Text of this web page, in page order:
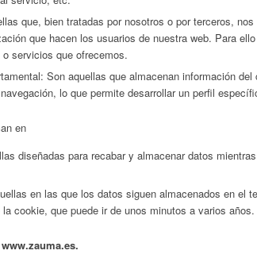
que, bien tratadas por nosotros o por terceros,
que hacen los usuarios de nuestra web. Para
servicios que ofrecemos.
Son aquellas que almacenan información
lo que permite desarrollar un perfil
en
diseñadas para recabar y almacenar datos
en las que los datos siguen almacenados en el
cookie, que puede ir de unos minutos a varios años.